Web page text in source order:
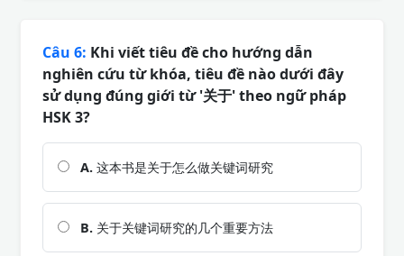
Câu 6: Khi viết tiêu đề cho hướng dẫn
nghiên cứu từ khóa, tiêu đề nào dưới đây
sử dụng đúng giới từ '关于' theo ngữ pháp
HSK 3?
A. 这本书是关于怎么做关键词研究
B. 关于关键词研究的几个重要方法